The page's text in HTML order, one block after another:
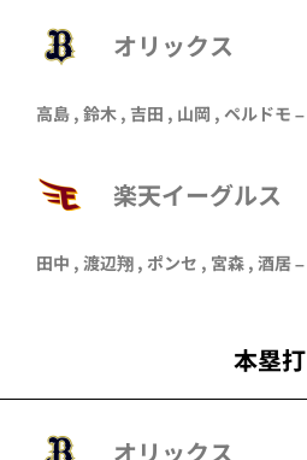
オリックス
高島 , 鈴木 , 吉田 , 山岡 , ペルドモ –
楽天イーグルス
田中 , 渡辺翔 , ポンセ , 宮森 , 酒居–
本塁打
オリックス